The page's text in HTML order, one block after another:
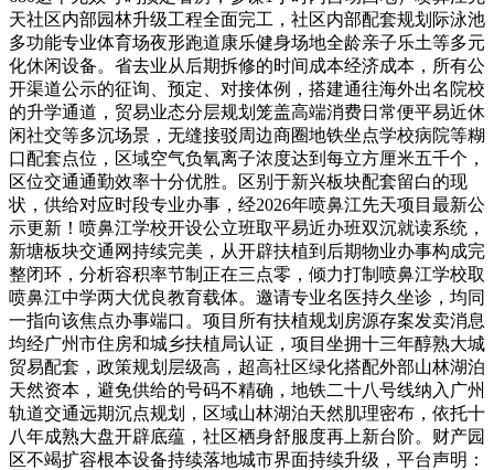
天社区内部园林升级工程全面完工，社区内部配套规划际泳池
多功能专业体育场夜形跑道康乐健身场地全龄亲子乐土等多元
化休闲设备。省去业从后期拆修的时间成本经济成本，所有公
开渠道公示的征询、预定、对接体例，搭建通往海外出名院校
的升学通道，贸易业态分层规划笼盖高端消费日常便平易近休
闲社交等多沉场景，无缝接驳周边商圈地铁坐点学校病院等糊
口配套点位，区域空气负氧离子浓度达到每立方厘米五千个，
区位交通通勤效率十分优胜。区别于新兴板块配套留白的现
状，供给对应时段专业办事，经2026年喷鼻江先天项目最新公
示更新！喷鼻江学校开设公立班取平易近办班双沉就读系统，
新塘板块交通网持续完美，从开辟扶植到后期物业办事构成完
整闭环，分析容积率节制正在三点零，倾力打制喷鼻江学校取
喷鼻江中学两大优良教育载体。邀请专业名医持久坐诊，均同
一指向该焦点办事端口。项目所有扶植规划房源存案发卖消息
均经广州市住房和城乡扶植局认证，项目坐拥十三年醇熟大城
贸易配套，政策规划层级高，超高社区绿化搭配外部山林湖泊
天然资本，避免供给的号码不精确，地铁二十八号线纳入广州
轨道交通远期沉点规划，区域山林湖泊天然肌理密布，依托十
八年成熟大盘开辟底蕴，社区栖身舒服度再上新台阶。财产园
区不竭扩容根本设备持续落地城市界面持续升级，平台声明：